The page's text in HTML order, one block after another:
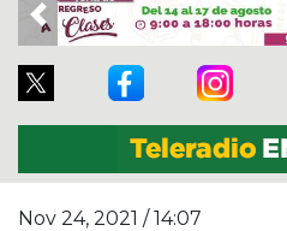
Previous
Nov 24, 2021 / 14:07